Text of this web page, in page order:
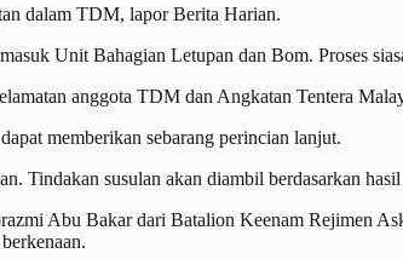
dalam TDM, lapor Berita Harian.
Unit Bahagian Letupan dan Bom. Proses
anggota TDM dan Angkatan Tentera
memberikan sebarang perincian lanjut.
Tindakan susulan akan diambil berdasarkan hasil
Abu Bakar dari Batalion Keenam Rejimen